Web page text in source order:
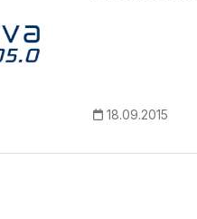
18.09.2015